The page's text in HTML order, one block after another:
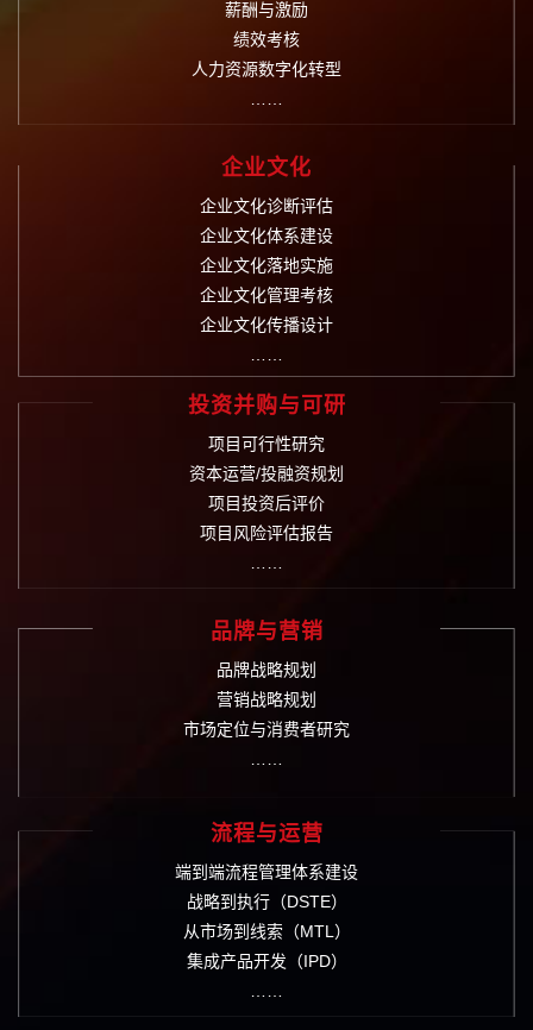
薪酬与激励
绩效考核
人力资源数字化转型
企业文化
企业文化诊断评估
企业文化体系建设
企业文化落地实施
企业文化管理考核
企业文化传播设计
投资并购与可研
项目可行性研究
资本运营/投融资规划
项目投资后评价
项目风险评估报告
品牌与营销
品牌战略规划
营销战略规划
市场定位与消费者研究
流程与运营
端到端流程管理体系建设
战略到执行（DSTE）
从市场到线索（MTL）
集成产品开发（IPD）